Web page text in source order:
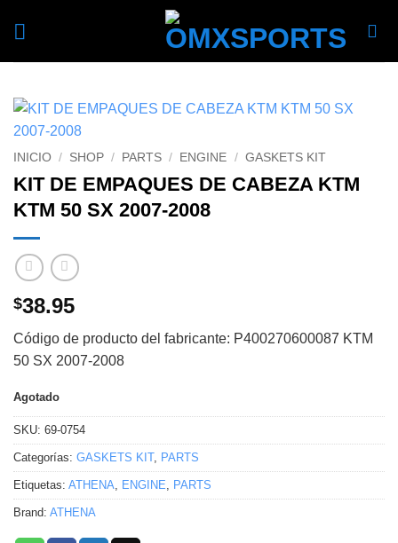
INICIO / SHOP / PARTS / ENGINE / GASKETS KIT
KIT DE EMPAQUES DE CABEZA KTM
KTM 50 SX 2007-2008
$38.95
Código de producto del fabricante: P400270600087 KTM
50 SX 2007-2008
Agotado
SKU: 69-0754
Categorías: GASKETS KIT, PARTS
Etiquetas: ATHENA, ENGINE, PARTS
Brand: ATHENA